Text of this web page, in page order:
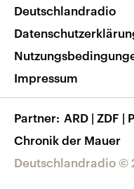
Nachrichten App
Frequenzen
Veranstaltungen
Musikliste
RSS
Barrierefreiheit
Deutschlandradio ©
Deutschlandradio
Impressum
Partner ARD | ZDF |
Chronik der Mauer